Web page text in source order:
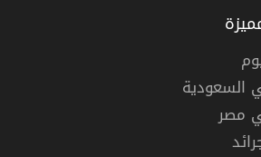
السعودية
مصر